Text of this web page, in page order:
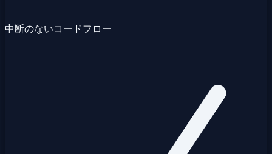
中断のないコードフロー